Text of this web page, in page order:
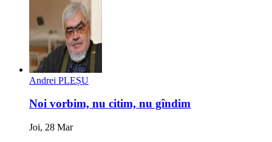
Andrei PLEȘU
Noi vorbim, nu citim, nu gîndim
Joi, 28 Mar